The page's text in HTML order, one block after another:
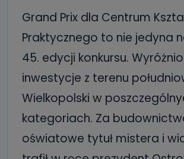
Grand Prix dla Centrum
Praktycznego to nie jedyna
45. edycji konkursu.
inwestycje z terenu
Wielkopolski w
kategoriach. Za
oświatowe tytuł mistera i